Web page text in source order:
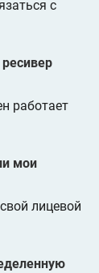
с
работает
мои
лицевой